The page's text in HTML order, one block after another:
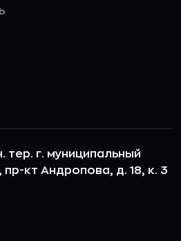
тер. г. муниципальный
кт Андропова, д. 18, к. 3